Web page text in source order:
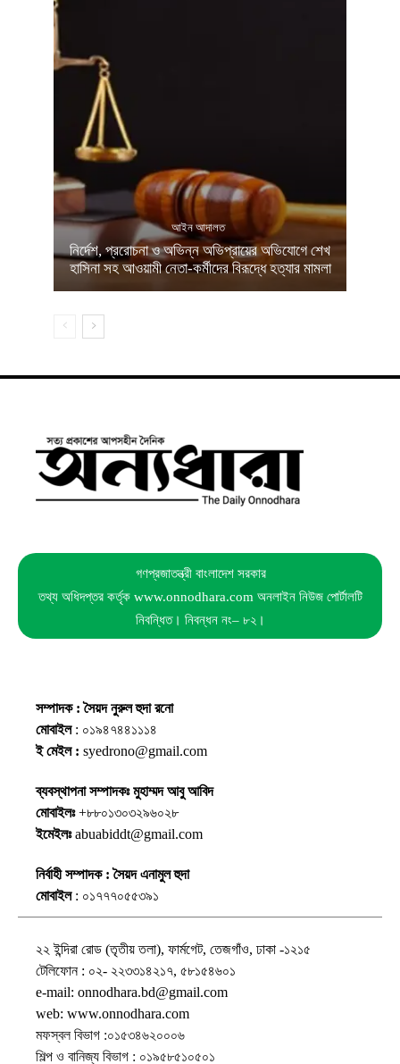
আইন আদালত
নির্দেশ, প্ররোচনা ও অভিন্ন অভিপ্রায়ের অভিযোগে শেখ
হাসিনা সহ আওয়ামী নেতা-কর্মীদের বিরূদ্ধে হত্যার মামলা
গণপ্রজাতন্ত্রী বাংলাদেশ সরকার
তথ্য অধিদপ্তর কর্তৃক www.onnodhara.com অনলাইন নিউজ পোর্টালটি
নিবন্ধিত। নিবন্ধন নং– ৮২।
সম্পাদক : সৈয়দ নুরুল হুদা রনো
মোবাইল: ০১৯৪৭৪৪১১১৪
ই মেইল : syedrono@gmail.com
ব্যবস্থাপনা সম্পাদকঃ মুহাম্মদ আবু আবিদ
মোবাইলঃ+৮৮০১৩০৩২৯৬০২৮
ইমেইলঃabuabiddt@gmail.com
নির্বাহী সম্পাদক : সৈয়দ এনামুল হুদা
মোবাইল: ০১৭৭৭০৫৫৩৯১
২২ ইন্দিরা রোড (তৃতীয় তলা), ফার্মগেট, তেজগাঁও, ঢাকা -১২১৫
টেলিফোন : ০২- ২২৩৩১৪২১৭, ৫৮১৫৪৬০১
e-mail: onnodhara.bd@gmail.com
web: www.onnodhara.com
মফস্বল বিভাগ :০১৫৩৪৬২০০০৬
শিল্প ও বানিজ্য বিভাগ : ০১৯৫৮৫১০৫০১